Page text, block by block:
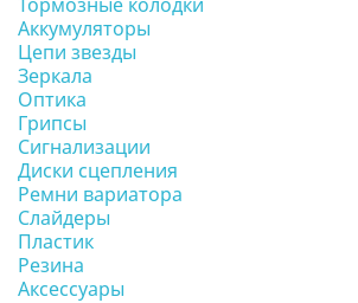
Аккумуляторы
Цепи звезды
Зеркала
Оптика
Грипсы
Сигнализации
Диски сцепления
Ремни вариатора
Слайдеры
Пластик
Резина
Аксессуары